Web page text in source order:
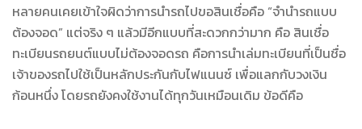
หลายคนเคยเข้าใจผิดว่าการนำรถไปขอสินเชื่อคือ “จำนำรถแบบ
ต้องจอด” แต่จริง ๆ แล้วมีอีกแบบที่สะดวกกว่ามาก คือ สินเชื่อ
ทะเบียนรถยนต์แบบไม่ต้องจอดรถ คือการนำเล่มทะเบียนที่เป็นชื่อ
เจ้าของรถไปใช้เป็นหลักประกันกับไฟแนนซ์ เพื่อแลกกับวงเงิน
ก้อนหนึ่ง โดยรถยังคงใช้งานได้ทุกวันเหมือนเดิม ข้อดีคือ